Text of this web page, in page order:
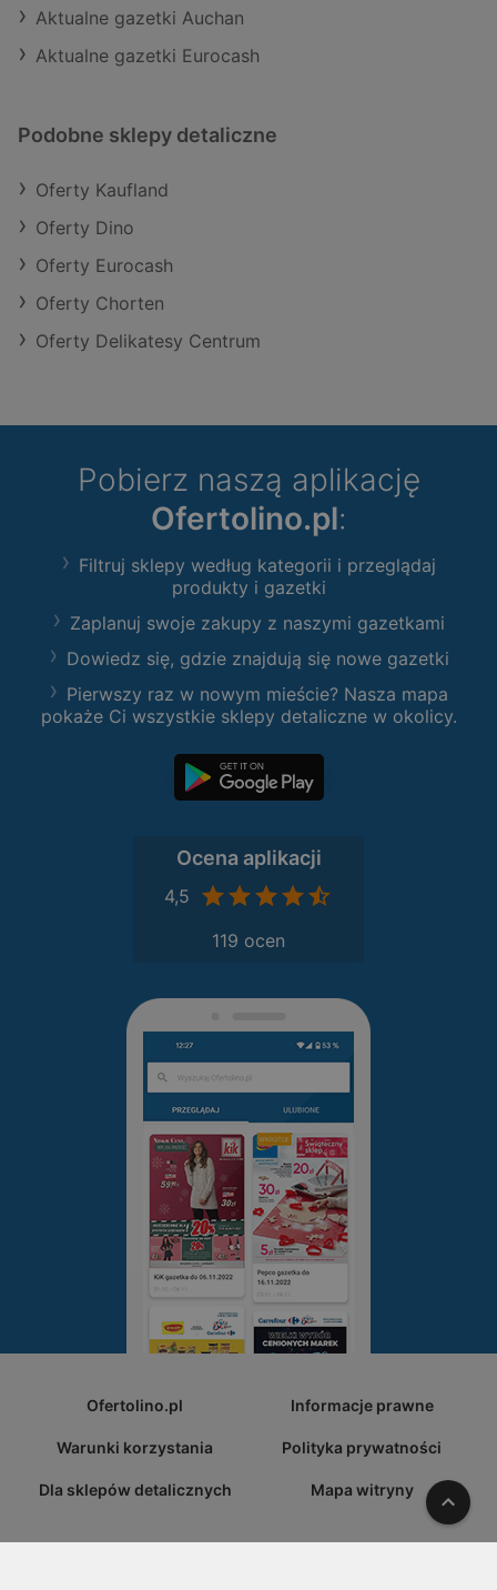
Aktualne gazetki Auchan
Aktualne gazetki Eurocash
Podobne sklepy detaliczne
Oferty Kaufland
Oferty Dino
Oferty Eurocash
Oferty Chorten
Oferty Delikatesy Centrum
Pobierz naszą aplikację
Ofertolino.pl:
Filtruj sklepy według kategorii i przeglądaj
produkty i gazetki
Zaplanuj swoje zakupy z naszymi gazetkami
Dowiedz się, gdzie znajdują się nowe gazetki
Pierwszy raz w nowym mieście? Nasza mapa
pokaże Ci wszystkie sklepy detaliczne w okolicy.
Ocena aplikacji
4,5
119 ocen
Ofertolino.pl Informacje prawne
Warunki korzystania Polityka prywatności
Dla sklepów detalicznych Mapa witryny W